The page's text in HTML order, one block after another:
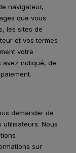
navigateur,
que vous
les sites de
et vos termes
votre
avez indiqué, de
demander de
Nous
sur